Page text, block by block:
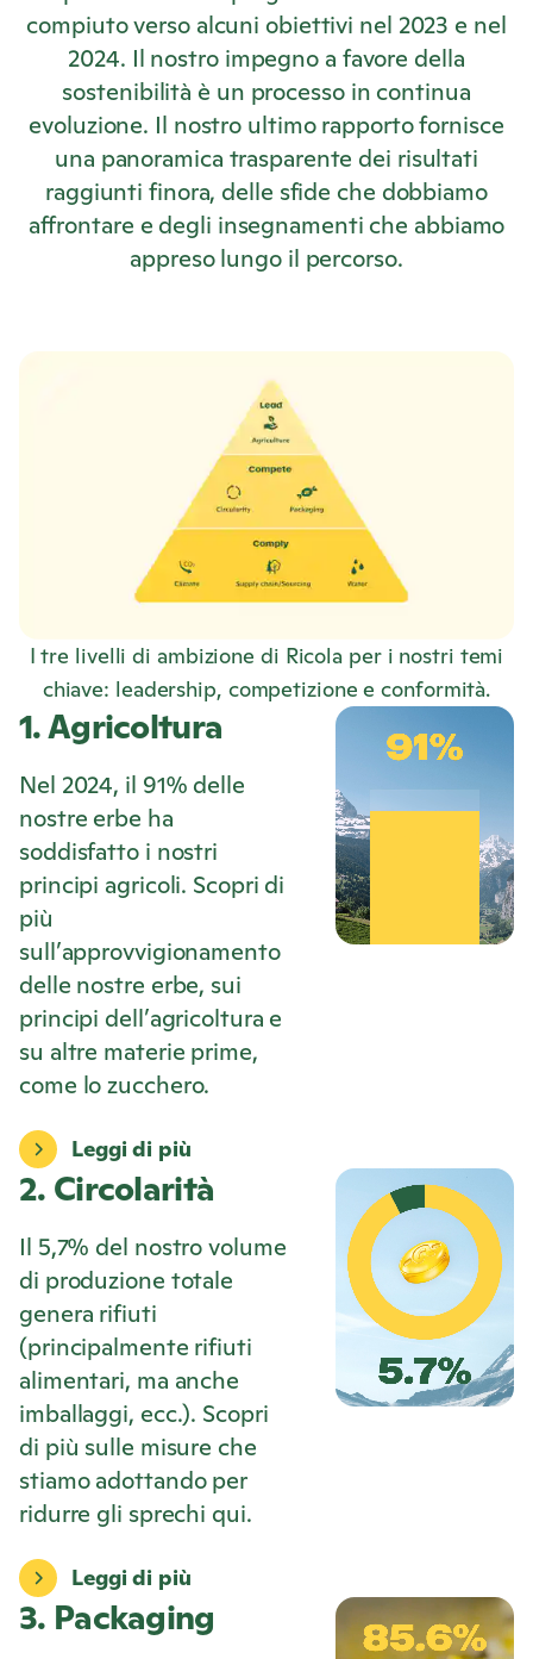
compiuto verso alcuni obiettivi nel 2023 e nel
2024. Il nostro impegno a favore della
sostenibilità è un processo in continua
evoluzione. Il nostro ultimo rapporto fornisce
una panoramica trasparente dei risultati
raggiunti finora, delle sfide che dobbiamo
affrontare e degli insegnamenti che abbiamo
appreso lungo il percorso.
I tre livelli di ambizione di Ricola per i nostri temi
chiave: leadership, competizione e conformità.
1. Agricoltura
Nel 2024, il 91% delle
nostre erbe ha
soddisfatto i nostri
principi agricoli. Scopri di
più
sull’approvvigionamento
delle nostre erbe, sui
principi dell’agricoltura e
su altre materie prime,
come lo zucchero.
Leggi di più
2. Circolarità
Il 5,7% del nostro volume
di produzione totale
genera rifiuti
(principalmente rifiuti
alimentari, ma anche
imballaggi, ecc.). Scopri
di più sulle misure che
stiamo adottando per
ridurre gli sprechi qui.
Leggi di più
3. Packaging